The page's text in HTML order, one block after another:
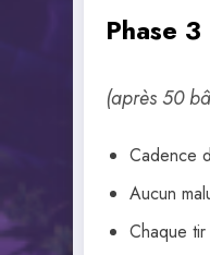
Phase
(après 50
Cadence
Aucun
Chaque